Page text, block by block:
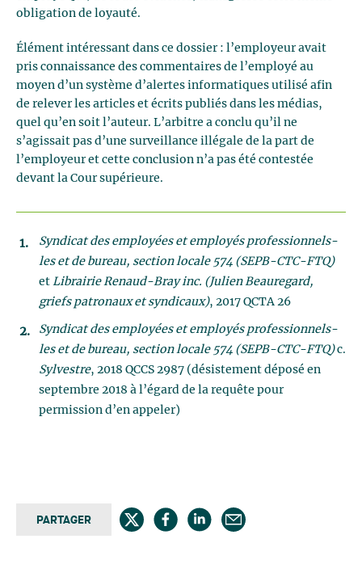
obligation de loyauté.
Élément intéressant dans ce dossier : l’employeur avait
pris connaissance des commentaires de l’employé au
moyen d’un système d’alertes informatiques utilisé afin
de relever les articles et écrits publiés dans les médias,
quel qu’en soit l’auteur. L’arbitre a conclu qu’il ne
s’agissait pas d’une surveillance illégale de la part de
l’employeur et cette conclusion n’a pas été contestée
devant la Cour supérieure.
Syndicat des employées et employés professionnels-
les et de bureau, section locale 574 (SEPB-CTC-FTQ)
et Librairie Renaud-Bray inc. (Julien Beauregard,
griefs patronaux et syndicaux), 2017 QCTA 26
Syndicat des employées et employés professionnels-
les et de bureau, section locale 574 (SEPB-CTC-FTQ)c.
Sylvestre, 2018 QCCS 2987 (désistement déposé en
septembre 2018 à l’égard de la requête pour
permission d’en appeler)
PARTAGER